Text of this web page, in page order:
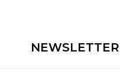
NEWSLETTER